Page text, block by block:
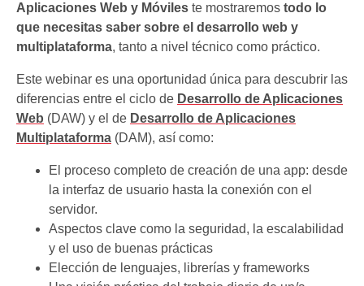
Aplicaciones Web y Móviles te mostraremos todo lo
que necesitas saber sobre el desarrollo web y
multiplataforma, tanto a nivel técnico como práctico.
Este webinar es una oportunidad única para descubrir las
diferencias entre el ciclo de Desarrollo de Aplicaciones
Web (DAW) y el de Desarrollo de Aplicaciones
Multiplataforma (DAM), así como:
El proceso completo de creación de una app: desde
la interfaz de usuario hasta la conexión con el
servidor.
Aspectos clave como la seguridad, la escalabilidad
y el uso de buenas prácticas
Elección de lenguajes, librerías y frameworks